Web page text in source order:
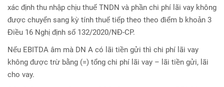
xác định thu nhập chịu thuế TNDN và phần chi phí lãi vay không
được chuyển sang kỳ tính thuế tiếp theo theo điểm b khoản 3
Điều 16 Nghị định số 132/2020/NĐ-CP.
Nếu EBITDA âm mà DN A có lãi tiền gửi thì chi phí lãi vay
không được trừ bằng (=) tổng chi phí lãi vay – lãi tiền gửi, lãi
cho vay.